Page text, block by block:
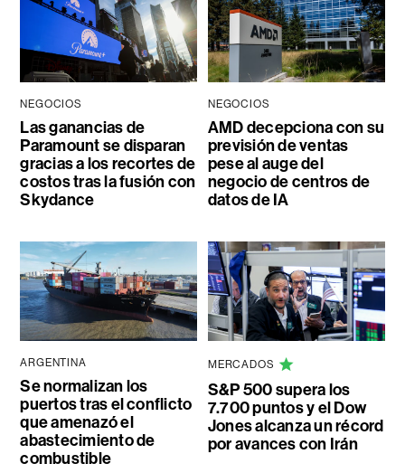
NEGOCIOS
Las ganancias de
Paramount se disparan
gracias a los recortes de
costos tras la fusión con
Skydance
NEGOCIOS
AMD decepciona con su
previsión de ventas
pese al auge del
negocio de centros de
datos de IA
ARGENTINA
Se normalizan los
puertos tras el conflicto
que amenazó el
abastecimiento de
combustible
MERCADOS
S&P 500 supera los
7.700 puntos y el Dow
Jones alcanza un récord
por avances con Irán